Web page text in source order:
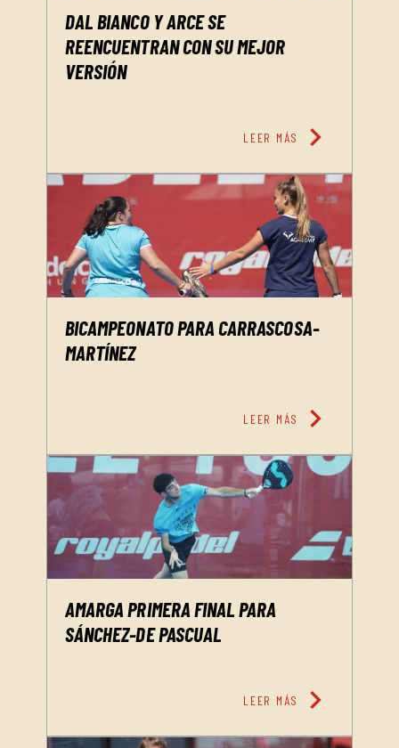
DAL BIANCO Y ARCE SE
REENCUENTRAN CON SU MEJOR
VERSIÓN
LEER MÁS chevron_right
BICAMPEONATO PARA CARRASCOSA-
MARTÍNEZ
LEER MÁS chevron_right
AMARGA PRIMERA FINAL PARA
SÁNCHEZ-DE PASCUAL
LEER MÁS chevron_right